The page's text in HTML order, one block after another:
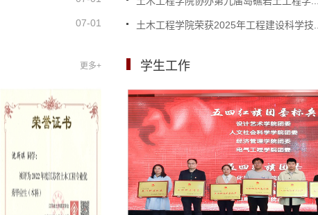
07-01
土木工程学院荣获2025年工程建设科学技...
更多+ 学生工作